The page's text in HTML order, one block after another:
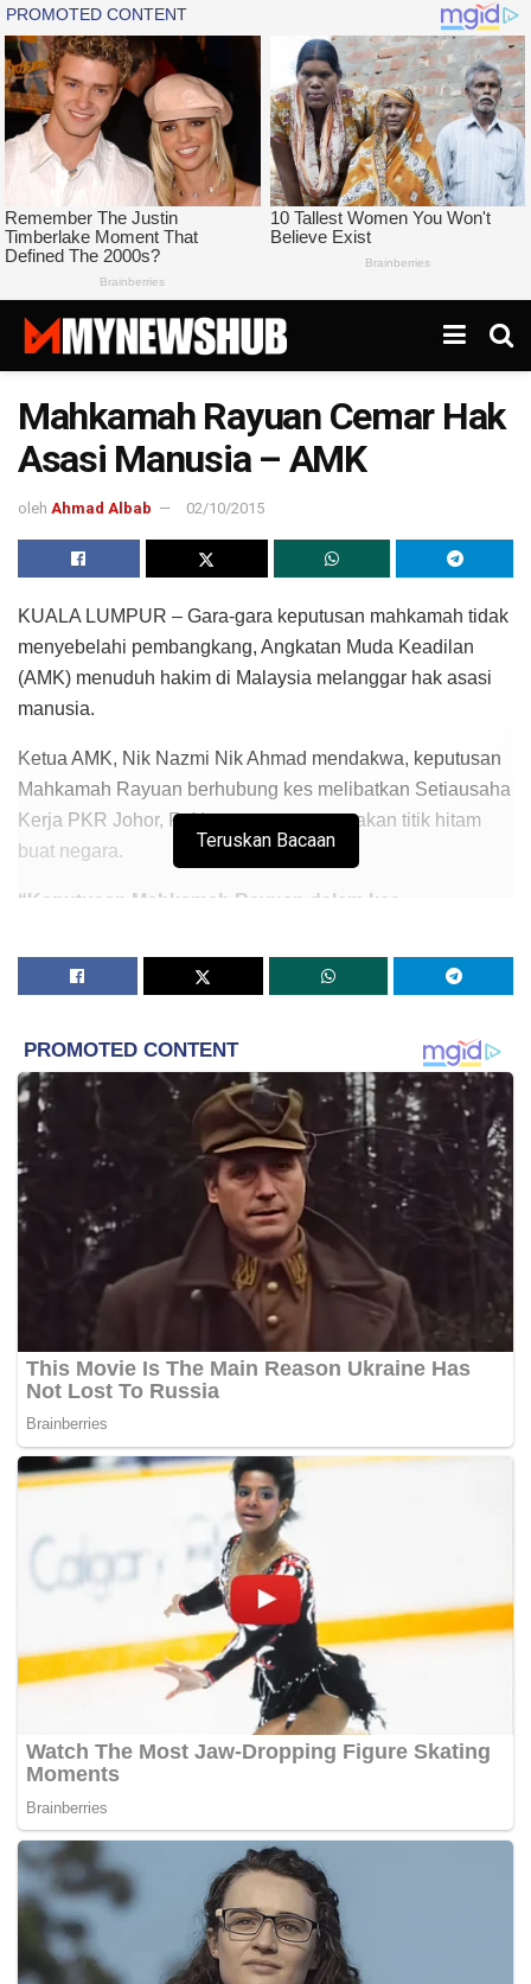
Mahkamah Rayuan Cemar Hak
Asasi Manusia – AMK
oleh Ahmad Albab 02/10/2015
KUALA LUMPUR – Gara-gara keputusan mahkamah tidak
menyebelahi pembangkang, Angkatan Muda Keadilan
(AMK) menuduh hakim di Malaysia melanggar hak asasi
manusia.
Ketua AMK, Nik Nazmi Nik Ahmad mendakwa, keputusan
Mahkamah Rayuan berhubung kes melibatkan Setiausaha
Kerja PKR Johor, R. Yuneswaran merupakan titik hitam
buat negara.
“Keputusan Mahkamah Rayuan dalam kes
Perhimpunan Aman 2012 kerana mengadakan
himpunanBlack505di Johor menafikan keputusan
“Suatu titik hitam dalam perkembangan hak asasi
manusia negara. Adakah trend ini akan berkekalan
dengan persaraan seorang demi seorang hakim-hakim
berani sebelum ini,” dakwanya dalam satu kenyataan
media hari ini.
Ironinya, parti pembangkang akan memuji-muji keputusan
mahkamah sebagai adil dan telus jika sebarang keputusan
yang dibuat menyebelahi mereka sebelum ini.
Mahkamah Rayuan semalam membenarkan rayuan
pendakwa raya terhadap pembebasan Setiausaha Kerja
PKR Johor, R. Yuneswaran daripada tuduhan berhubung
penganjuran himpunanBlack505, dua tahun lalu.
Dalam kes yang menjadi nas undang-undang itu, panel
tiga hakim diketuai oleh Presiden Mahkamah Rayuan, Tan
Sri Md. Raus Sharif berpuas hati bahawa wujud bukti
keterangan mencukupi bagi menyokong pertuduhan
terhadap Yuneswaran.
Kuorum tersebut mengekalkan keputusan Mahkamah
Sesyen yang mengenakan denda RM6,000 atau penjara
tiga bulan terhadap Yuneswaran sekali gus mengetepikan
keputusan Mahkamah Tinggi yang membebaskannya
daripada sabitan dan hukuman tersebut.
Keputusan itu sekali gus menjadikan Seksyen 9(5) Akta
Perhimpunan Aman 2012 yang telah diisytiharkan
melanggar Perlembagaan kini boleh digunakan semula
untuk menghukum penganjur yang gagal memberikan
notis kepada pihak polis dalam tempoh 10 hari sebelum
Teruskan Bacaan